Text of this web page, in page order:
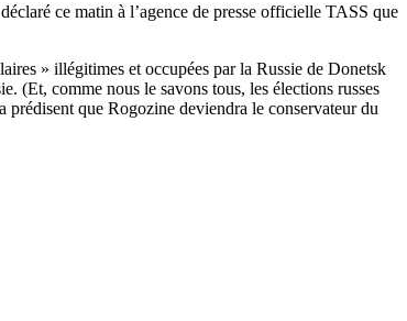
ce matin à l’agence de presse officielle TASS que
» illégitimes et occupées par la Russie de Donetsk
(Et, comme nous le savons tous, les élections russes
prédisent que Rogozine deviendra le conservateur du